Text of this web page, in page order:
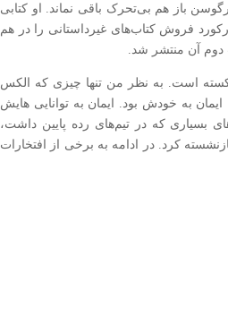
باز هم بی‌‌تحرک باقی نماند. او کتابی
فروش کتاب‌های غیرداستانی را در هم
آن منتشر شد.
است. به نظر من تنها چیزی که الکس
به خودش بود. ایمان به توانایی هایش
که در تیم‌های رده پایین داشت،
کرد. در ادامه به برخی از افتخارات